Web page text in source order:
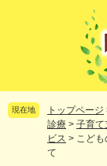
頭
で
飛
ば現在地 トップページ
診療 > 子育て
ビス > こども
て